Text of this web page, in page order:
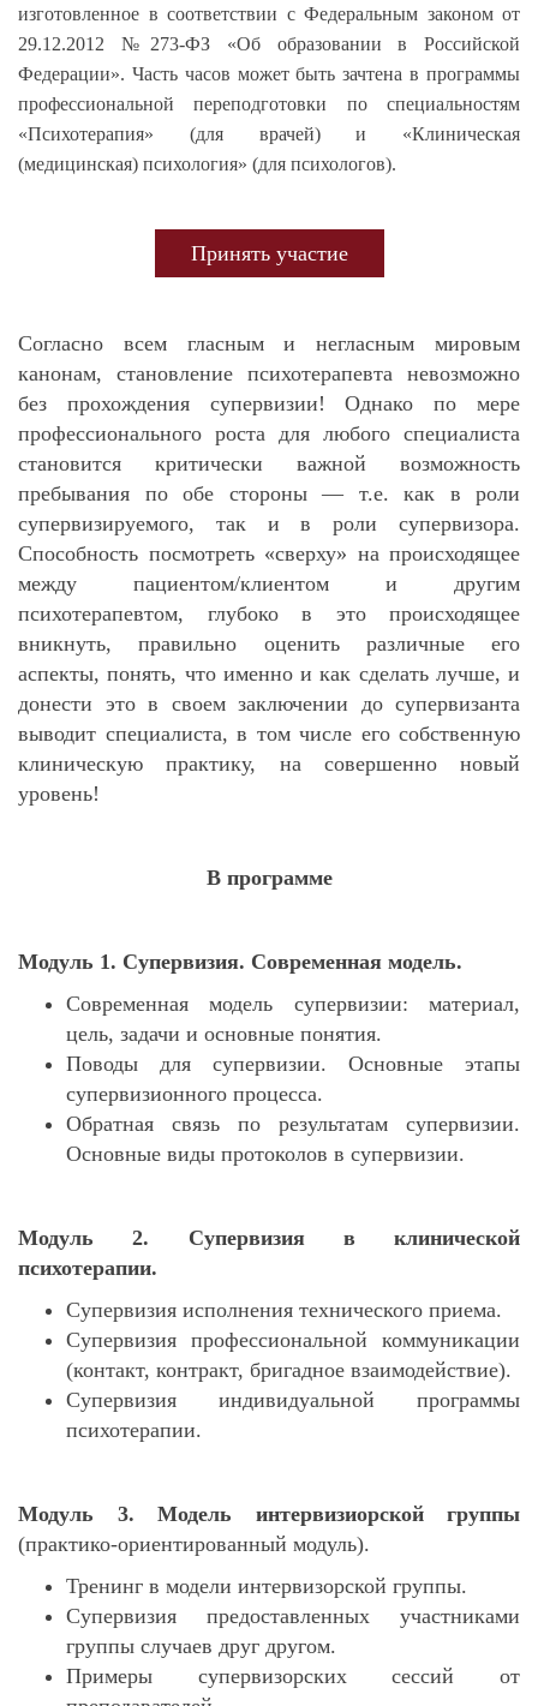
изготовленное в соответствии с Федеральным законом от
29.12.2012 №273-ФЗ «Об образовании в Российской
Федерации». Часть часов может быть зачтена в программы
профессиональной переподготовки по специальностям
«Психотерапия» (для врачей) и «Клиническая
(медицинская) психология» (для психологов).
Принять участие
Согласно всем гласным и негласным мировым
канонам, становление психотерапевта невозможно
без прохождения супервизии! Однако по мере
профессионального роста для любого специалиста
становится критически важной возможность
пребывания по обе стороны — т.е. как в роли
супервизируемого, так и в роли супервизора.
Способность посмотреть «сверху» на происходящее
между пациентом/клиентом и другим
психотерапевтом, глубоко в это происходящее
вникнуть, правильно оценить различные его
аспекты, понять, что именно и как сделать лучше, и
донести это в своем заключении до супервизанта
выводит специалиста, в том числе его собственную
клиническую практику, на совершенно новый
уровень!
В программе
Модуль 1. Супервизия. Современная модель.
Современная модель супервизии: материал,
цель, задачи и основные понятия.
Поводы для супервизии. Основные этапы
супервизионного процесса.
Обратная связь по результатам супервизии.
Основные виды протоколов в супервизии.
Модуль 2. Супервизия в клинической
психотерапии.
Супервизия исполнения технического приема.
Супервизия профессиональной коммуникации
(контакт, контракт, бригадное взаимодействие).
Супервизия индивидуальной программы
психотерапии.
Модуль 3. Модель интервизиорской группы
(практико-ориентированный модуль).
Тренинг в модели интервизорской группы.
Супервизия предоставленных участниками
группы случаев друг другом.
Примеры супервизорских сессий от